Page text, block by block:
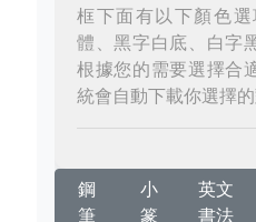
框下面有以下顏色
體、黑字白底、白字
根據您的需要選擇合
統會自動下載你選擇的
鋼
筆
小
篆
英文
書法